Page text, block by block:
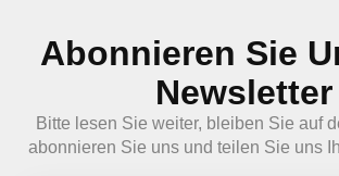
Abonnieren Sie
Newsletter
Bitte lesen Sie weiter, bleiben Sie auf
abonnieren Sie uns und teilen Sie uns